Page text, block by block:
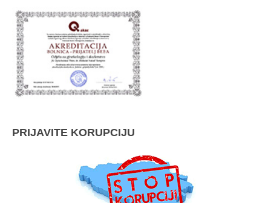
PRIJAVITE KORUPCIJU